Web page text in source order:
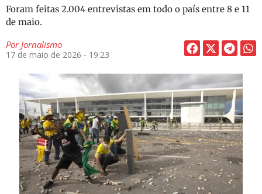
Foram feitas 2.004 entrevistas em todo o país entre 8 e 11
de maio.
PorJornalismo
17 de maio de 2026 - 19:23